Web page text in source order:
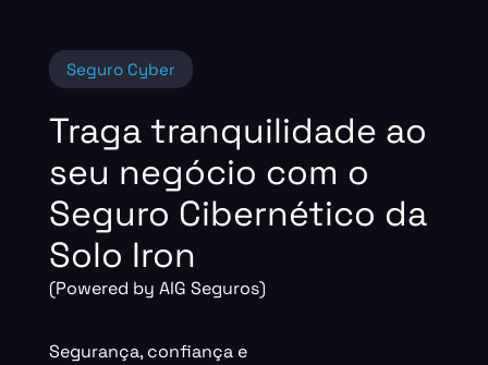
Seguro Cyber
Traga tranquilidade ao
seu negócio com o
Seguro Cibernético da
Solo Iron
(Powered by AIG Seguros)
Segurança, confiança e